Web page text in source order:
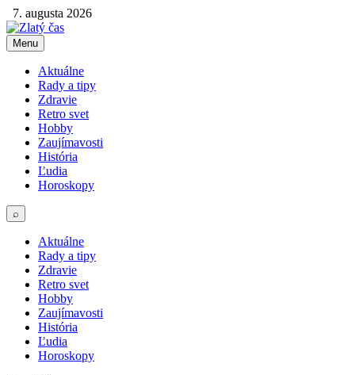
7. augusta 2026
Menu
Aktuálne
Rady a tipy
Zdravie
Retro svet
Hobby
Zaujímavosti
História
Ľudia
Horoskopy
⌕
Aktuálne
Rady a tipy
Zdravie
Retro svet
Hobby
Zaujímavosti
História
Ľudia
Horoskopy